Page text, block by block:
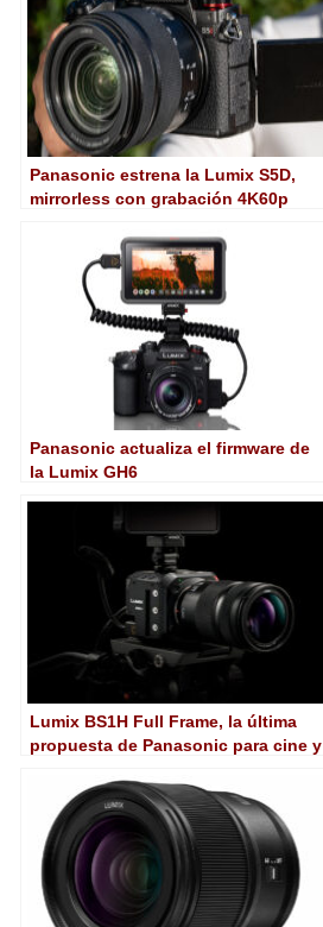
Panasonic estrena la Lumix S5D,
mirrorless con grabación 4K60p
Panasonic actualiza el firmware de
la Lumix GH6
Lumix BS1H Full Frame, la última
propuesta de Panasonic para cine y